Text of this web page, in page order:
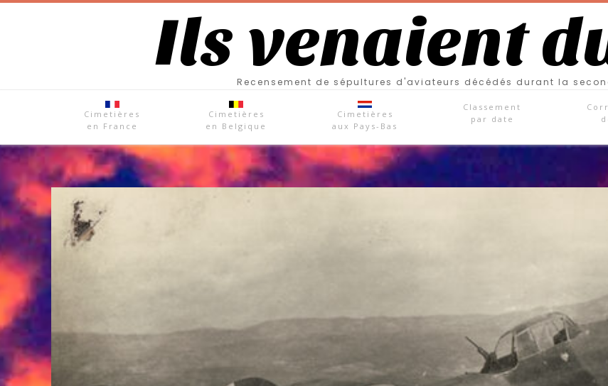
Ils venaient
Recensement de sépultures d'aviateurs décédés durant la
Cimetières
en France
Cimetières
en Belgique
Cimetières
aux Pays-Bas
Classement
par date